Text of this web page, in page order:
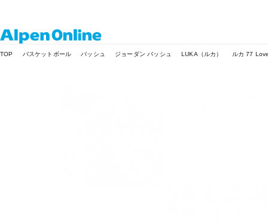
Online
TOP バスケットボール バッシュ ジョーダン バッシュ LUKA（ルカ） ルカ 77